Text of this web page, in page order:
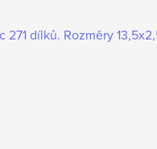
271 dílků. Rozměry